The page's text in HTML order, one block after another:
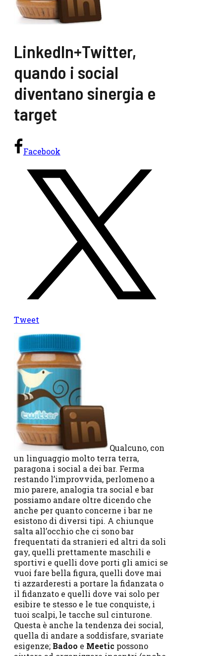
LinkedIn+Twitter,
quando i social
diventano sinergia e
target
Facebook
Tweet
Qualcuno, con
un linguaggio molto terra terra,
paragona i social a dei bar. Ferma
restando l’improvvida, perlomeno a
mio parere, analogia tra social e bar
possiamo andare oltre dicendo che
anche per quanto concerne i bar ne
esistono di diversi tipi. A chiunque
salta all’occhio che ci sono bar
frequentati da stranieri ed altri da soli
gay, quelli prettamente maschili e
sportivi e quelli dove porti gli amici se
vuoi fare bella figura, quelli dove mai
ti azzarderesti a portare la fidanzata o
il fidanzato e quelli dove vai solo per
esibire te stesso e le tue conquiste, i
tuoi scalpi, le tacche sul cinturone.
Questa è anche la tendenza dei social,
quella di andare a soddisfare, svariate
esigenze; Badoo e Meetic possono